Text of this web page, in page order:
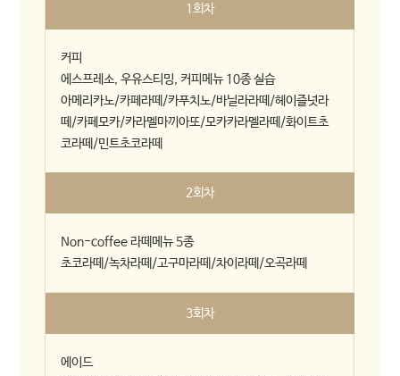
1회차
커피
에스프레소, 우유스티밍, 커피메뉴 10종 실습
아메리카노/카페라떼/카푸치노/바닐라라떼/헤이즐넛라
떼/카페모카/카라멜마끼아또/모카카라멜라떼/화이트초
코라떼/민트초코라떼
2회차
Non-coffee 라떼메뉴 5종
초코라떼/녹차라떼/고구마라떼/차이라떼/오곡라떼
3회차
에이드